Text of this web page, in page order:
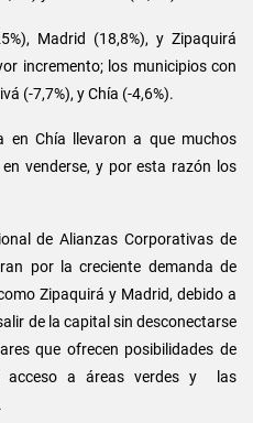
Madrid (18,8%), y Zipaquirá
incremento; los municipios con
(-7,7%), y Chía (-4,6%).
en Chía llevaron a que muchos
venderse, y por esta razón los
de Alianzas Corporativas de
por la creciente demanda de
Zipaquirá y Madrid, debido a
de la capital sin desconectarse
que ofrecen posibilidades de
acceso a áreas verdes y las